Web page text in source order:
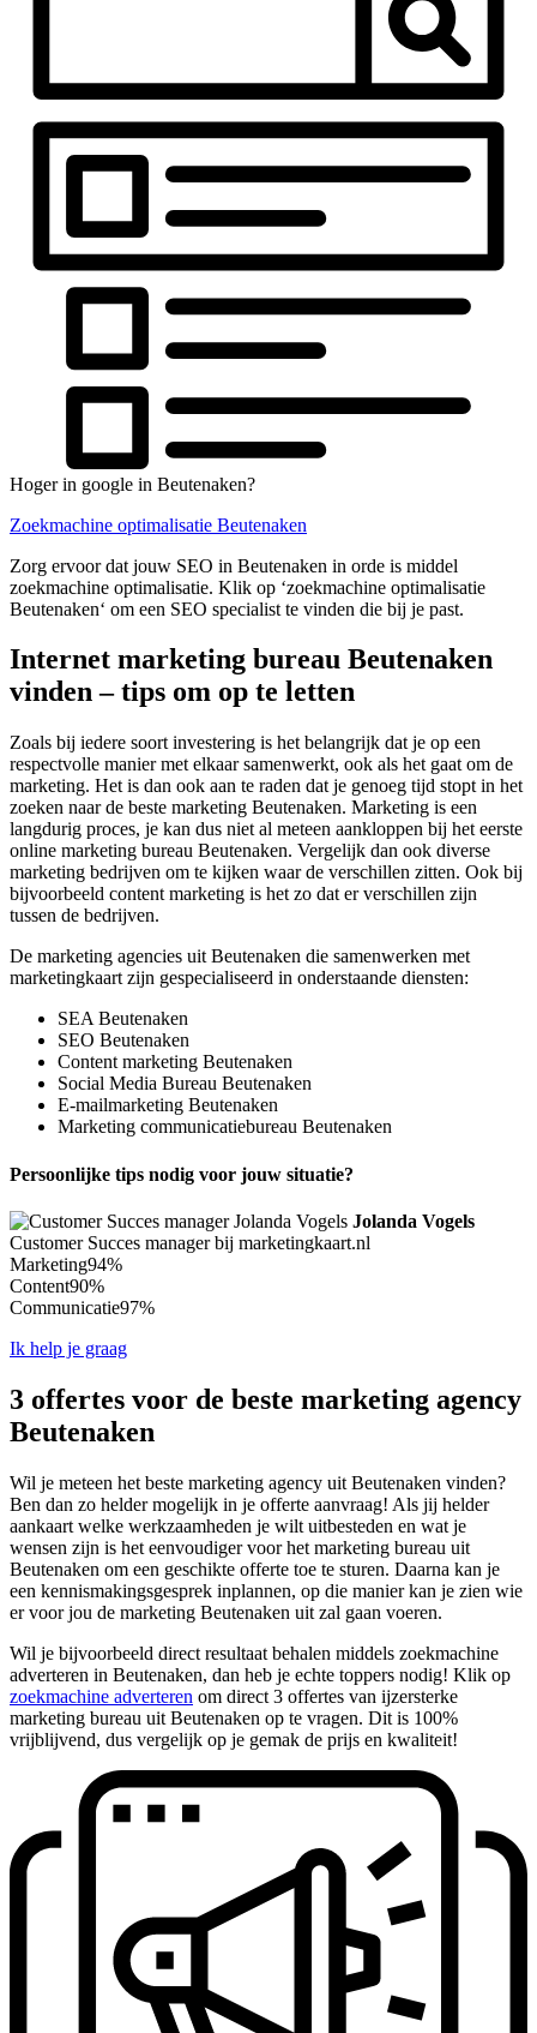
Hoger in google in Beutenaken?
Zoekmachine optimalisatie Beutenaken
Zorg ervoor dat jouw SEO in Beutenaken in orde is middel
zoekmachine optimalisatie. Klik op ‘zoekmachine optimalisatie
Beutenaken‘ om een SEO specialist te vinden die bij je past.
Internet marketing bureau Beutenaken
vinden – tips om op te letten
Zoals bij iedere soort investering is het belangrijk dat je op een
respectvolle manier met elkaar samenwerkt, ook als het gaat om de
marketing. Het is dan ook aan te raden dat je genoeg tijd stopt in het
zoeken naar de beste marketing Beutenaken. Marketing is een
langdurig proces, je kan dus niet al meteen aankloppen bij het eerste
online marketing bureau Beutenaken. Vergelijk dan ook diverse
marketing bedrijven om te kijken waar de verschillen zitten. Ook bij
bijvoorbeeld content marketing is het zo dat er verschillen zijn
tussen de bedrijven.
De marketing agencies uit Beutenaken die samenwerken met
marketingkaart zijn gespecialiseerd in onderstaande diensten:
SEA Beutenaken
SEO Beutenaken
Content marketing Beutenaken
Social Media Bureau Beutenaken
E-mailmarketing Beutenaken
Marketing communicatiebureau Beutenaken
Persoonlijke tips nodig voor jouw situatie?
Jolanda Vogels
Customer Succes manager bij marketingkaart.nl
Marketing94%
Content90%
Communicatie97%
Ik help je graag
3 offertes voor de beste marketing agency
Beutenaken
Wil je meteen het beste marketing agency uit Beutenaken vinden?
Ben dan zo helder mogelijk in je offerte aanvraag! Als jij helder
aankaart welke werkzaamheden je wilt uitbesteden en wat je
wensen zijn is het eenvoudiger voor het marketing bureau uit
Beutenaken om een geschikte offerte toe te sturen. Daarna kan je
een kennismakingsgesprek inplannen, op die manier kan je zien wie
er voor jou de marketing Beutenaken uit zal gaan voeren.
Wil je bijvoorbeeld direct resultaat behalen middels zoekmachine
adverteren in Beutenaken, dan heb je echte toppers nodig! Klik op
zoekmachine adverteren om direct 3 offertes van ijzersterke
marketing bureau uit Beutenaken op te vragen. Dit is 100%
vrijblijvend, dus vergelijk op je gemak de prijs en kwaliteit!